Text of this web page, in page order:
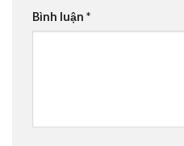
Bình luận *